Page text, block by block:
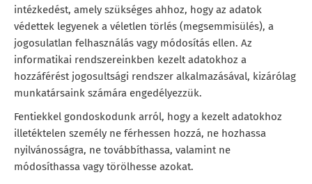
intézkedést, amely szükséges ahhoz, hogy az adatok
védettek legyenek a véletlen törlés (megsemmisülés), a
jogosulatlan felhasználás vagy módosítás ellen. Az
informatikai rendszereinkben kezelt adatokhoz a
hozzáférést jogosultsági rendszer alkalmazásával, kizárólag
munkatársaink számára engedélyezzük.
Fentiekkel gondoskodunk arról, hogy a kezelt adatokhoz
illetéktelen személy ne férhessen hozzá, ne hozhassa
nyilvánosságra, ne továbbíthassa, valamint ne
módosíthassa vagy törölhesse azokat.